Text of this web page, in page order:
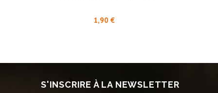
1,90 €
S'INSCRIRE À LA NEWSLETTER